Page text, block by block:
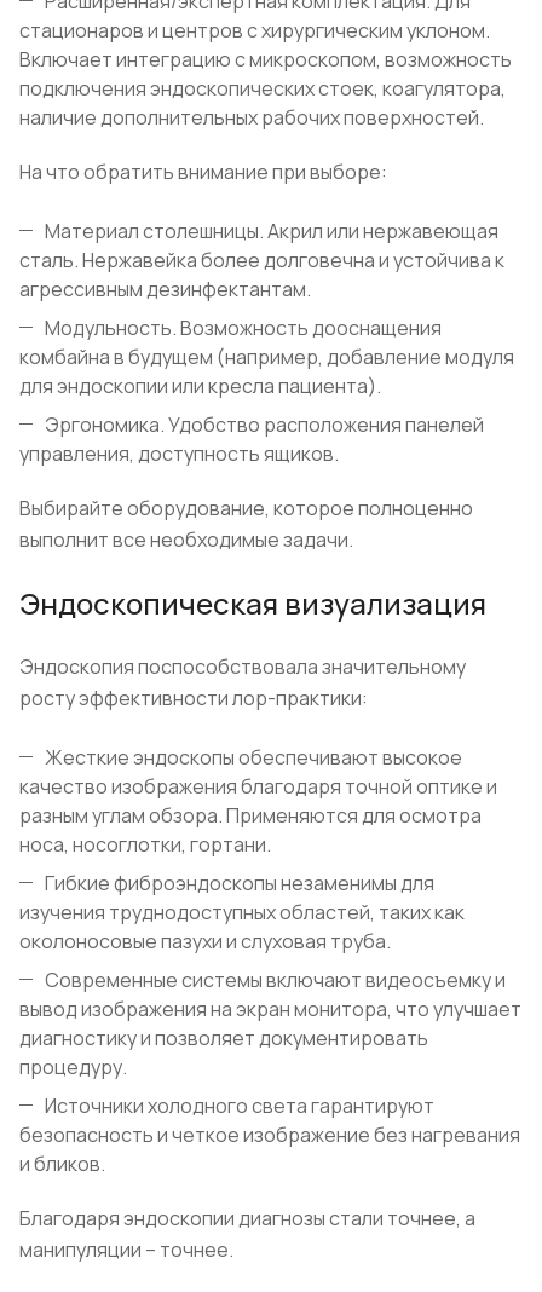
стационаров и центров с хирургическим уклоном.
Включает интеграцию с микроскопом, возможность
подключения эндоскопических стоек, коагулятора,
наличие дополнительных рабочих поверхностей.
На что обратить внимание при выборе:
Материал столешницы. Акрил или нержавеющая
сталь. Нержавейка более долговечна и устойчива к
агрессивным дезинфектантам.
Модульность. Возможность дооснащения
комбайна в будущем (например, добавление модуля
для эндоскопии или кресла пациента).
Эргономика. Удобство расположения панелей
управления, доступность ящиков.
Выбирайте оборудование, которое полноценно
выполнит все необходимые задачи.
Эндоскопическая визуализация
Эндоскопия поспособствовала значительному
росту эффективности лор-практики:
Жесткие эндоскопы обеспечивают высокое
качество изображения благодаря точной оптике и
разным углам обзора. Применяются для осмотра
носа, носоглотки, гортани.
Гибкие фиброэндоскопы незаменимы для
изучения труднодоступных областей, таких как
околоносовые пазухи и слуховая труба.
Современные системы включают видеосъемку и
вывод изображения на экран монитора, что улучшает
диагностику и позволяет документировать
процедуру.
Источники холодного света гарантируют
безопасность и четкое изображение без нагревания
и бликов.
Благодаря эндоскопии диагнозы стали точнее, а
манипуляции – точнее.